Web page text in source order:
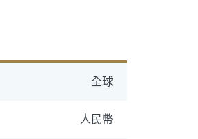
全球
人民幣